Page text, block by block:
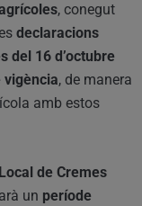
, conegut
declaracions
del 16 d’octubre
vigència, de manera
amb estos
de Cremes
un període